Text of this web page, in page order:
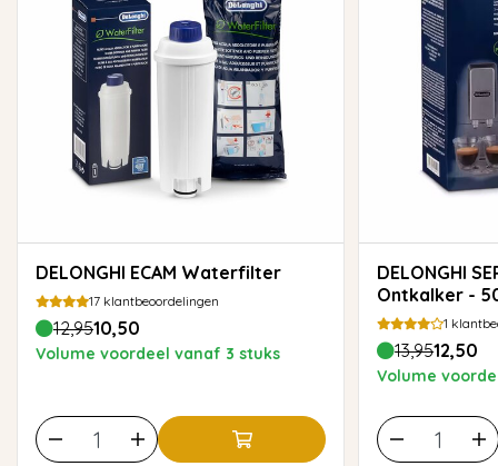
DELONGHI ECAM Waterfilter
17 klantbeoordelingen
12,9510,50
Volume voordeel vanaf 3 stuks
DELONGHI SER3018 EcoDecalk
Ontkalker -
1
13,9512,50
Volume